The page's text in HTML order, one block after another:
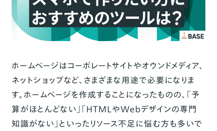
ホームページはコーポレートサイトやオウンドメディア、
ネットショップなど、さまざまな用途で必要になりま
す。ホームページを作成することになったものの、「予
算がほとんどない」「HTMLやWebデザインの専門
知識がない」といったリソース不足に悩む方も多いで